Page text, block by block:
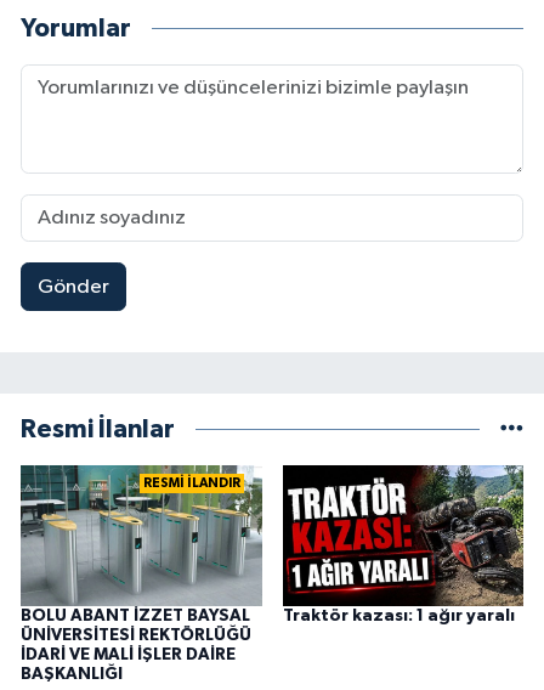
Yorumlar
Gönder
Resmi İlanlar
RESMİ İLANDIR
BOLU ABANT İZZET BAYSAL
ÜNİVERSİTESİ REKTÖRLÜĞÜ
İDARİ VE MALİ İŞLER DAİRE
BAŞKANLIĞI
Traktör kazası: 1 ağır yaralı